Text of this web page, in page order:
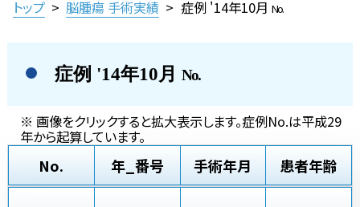
トップ > 脳腫瘍 手術実績 > 症例 '14年10月 No.
症例 '14年10月 No.
※ 画像をクリックすると拡大表示します。症例No.は平成29
年から起算しています。
No. 年_番号 手術年月 患者年齢